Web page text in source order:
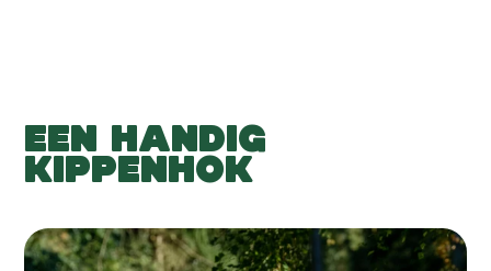
EEN HANDIG
KIPPENHOK